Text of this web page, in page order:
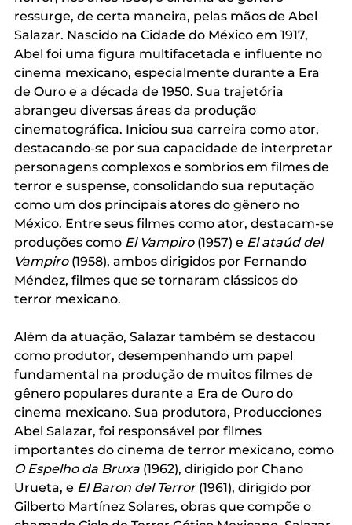
ressurge, de certa maneira, pelas mãos de Abel
Salazar. Nascido na Cidade do México em 1917,
Abel foi uma figura multifacetada e influente no
cinema mexicano, especialmente durante a Era
de Ouro e a década de 1950. Sua trajetória
abrangeu diversas áreas da produção
cinematográfica. Iniciou sua carreira como ator,
destacando-se por sua capacidade de interpretar
personagens complexos e sombrios em filmes de
terror e suspense, consolidando sua reputação
como um dos principais atores do gênero no
México. Entre seus filmes como ator, destacam-se
produções como El Vampiro (1957) e El ataúd del
Vampiro (1958), ambos dirigidos por Fernando
Méndez, filmes que se tornaram clássicos do
terror mexicano.
Além da atuação, Salazar também se destacou
como produtor, desempenhando um papel
fundamental na produção de muitos filmes de
gênero populares durante a Era de Ouro do
cinema mexicano. Sua produtora, Producciones
Abel Salazar, foi responsável por filmes
importantes do cinema de terror mexicano, como
O Espelho da Bruxa (1962), dirigido por Chano
Urueta, e El Baron del Terror (1961), dirigido por
Gilberto Martínez Solares, obras que compõe o